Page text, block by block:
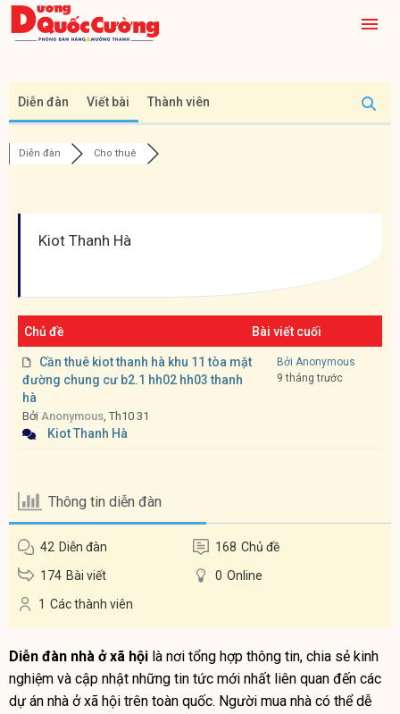
Diễn đàn Viết bài Thành viên
Diễn đàn Cho thuê
Kiot Thanh Hà
Chủ đề Bài viết cuối
Cần thuê kiot thanh hà khu 11 tòa mặt
đường chung cư b2.1 hh02 hh03 thanh
hà
Bởi Anonymous, Th10 31
Kiot Thanh Hà
Bởi Anonymous
9 tháng trước
Thông tin diễn đàn
42 Diễn đàn 168 Chủ đề
174 Bài viết 0 Online
1 Các thành viên
Diễn đàn nhà ở xã hội là nơi tổng hợp thông tin, chia sẻ kinh
nghiệm và cập nhật những tin tức mới nhất liên quan đến các
dự án nhà ở xã hội trên toàn quốc. Người mua nhà có thể dễ